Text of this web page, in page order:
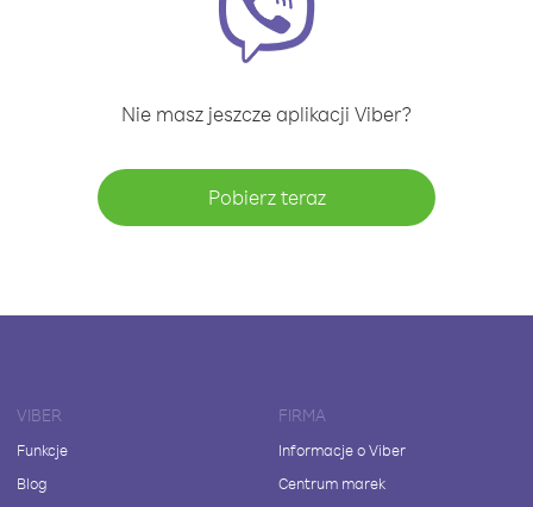
Nie masz jeszcze aplikacji Viber?
Pobierz teraz
VIBER
Funkcje
Blog
FIRMA
Informacje o Viber
Centrum marek